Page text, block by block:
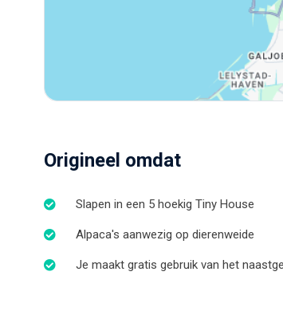
Origineel omdat
Slapen in een 5 hoekig Tiny House
Alpaca's aanwezig op dierenweide
Je maakt gratis gebruik van het